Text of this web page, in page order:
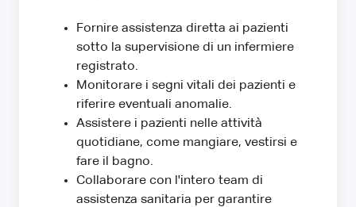
Fornire assistenza diretta ai pazienti
sotto la supervisione di un infermiere
registrato.
Monitorare i segni vitali dei pazienti e
riferire eventuali anomalie.
Assistere i pazienti nelle attività
quotidiane, come mangiare, vestirsi e
fare il bagno.
Collaborare con l'intero team di
assistenza sanitaria per garantire